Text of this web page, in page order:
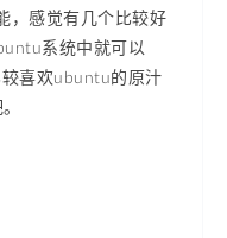
，感觉有几个比较好
系统中就可以
喜欢ubuntu的原汁